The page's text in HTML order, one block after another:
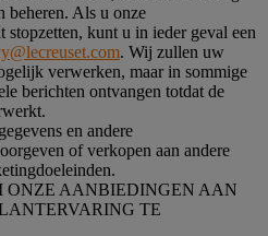
beheren. Als u onze
kunt u in ieder geval een
. Wij zullen uw
verwerken, maar in sommige
berichten ontvangen totdat de
en andere
of verkopen aan andere
ONZE AANBIEDINGEN AAN
TE